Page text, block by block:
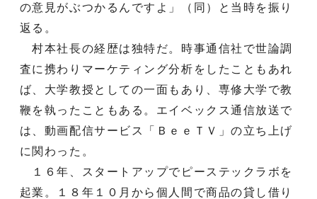
の意見がぶつかるんですよ」（同）と当時を振り
返る。
村本社長の経歴は独特だ。時事通信社で世論調
査に携わりマーケティング分析をしたこともあれ
ば、大学教授としての一面もあり、専修大学で教
鞭を執ったこともある。エイベックス通信放送で
は、動画配信サービス「ＢｅｅＴＶ」の立ち上げ
に関わった。
１６年、スタートアップでピーステックラボを
起業。１８年１０月から個人間で商品の貸し借り